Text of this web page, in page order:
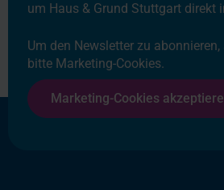
um Haus & Grund Stuttgart direkt
Um den Newsletter zu
bitte Marketing-Cookies.
Marketing-Cookies